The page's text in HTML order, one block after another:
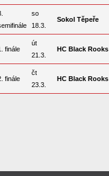
so
18.3.
Sokol Těpeře
finále
út
21.3.
HC Black
finále
čt
23.3.
HC Black